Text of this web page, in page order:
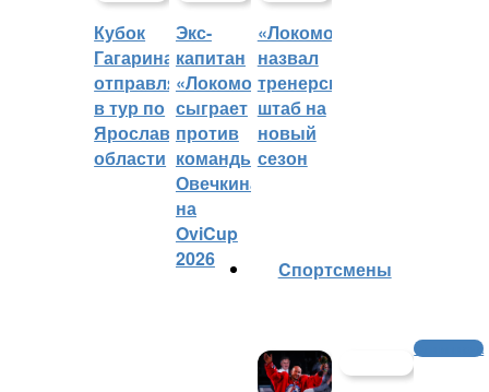
Кубок
Гагарина
отправляется
в тур по
Ярославской
области
Экс-
капитан
«Локомотива»
сыграет
против
команды
Овечкина
на
OviCup
2026
«Локомотив»
назвал
тренерский
штаб на
новый
сезон
Cпортсмены
Олимпиада